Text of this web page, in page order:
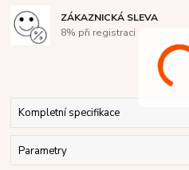
ZÁKAZNICKÁ SLEVA
8% při registraci
Kompletní specifikace
Parametry